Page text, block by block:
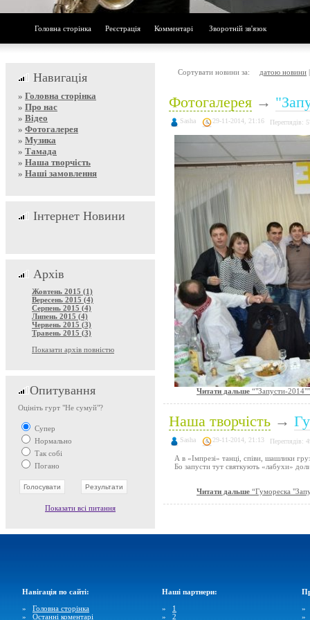
Головна сторінка Реєстрація Комментарі Зворотній зв'язок
Навигація
» Головна сторінка
» Про нас
» Відео
» Фотогалерея
» Музика
» Тамада
» Наша творчість
» Наші замовлення
Інтернет Новини
Архів
Жовтень 2015 (1)
Вересень 2015 (4)
Серпень 2015 (4)
Липень 2015 (4)
Червень 2015 (3)
Травень 2015 (3)
Показати архів повністю
Опитування
Оцініть гурт "Не сумуй"?
Супер
Нормально
Так собі
Погано
Показати всі питання
Сортувати новини за: датою новини
Фотогалерея →
Sasha 29-11-2014, 21:16 Переглядів:
Читати дальше “"Запусти-2014"”
Наша творчість →
Sasha 29-11-2014, 21:13 Переглядів:
А в «Імпрезі» танці, співи, шашлики
Бо запусти тут святкують «лабухи»
Читати дальше “Гумореска
Навігація по сайті:
» Головна сторінка
» Останні коментарі
Наші партнери:
» 1
» 2